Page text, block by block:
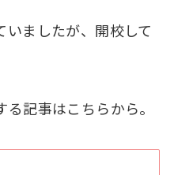
ましたが、開校して
記事はこちらから。